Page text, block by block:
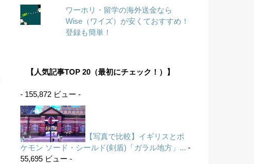
ワーホリ・留学の海外送金なら
Wise（ワイズ）が安くておすすめ！
登録も簡単！
【人気記事TOP 20（最初にチェック！）】
- 155,872 ビュー -
【写真で比較】イギリスとポ
ケモン ソード・シールド(剣盾)「ガラル地方」... -
55,695 ビュー -